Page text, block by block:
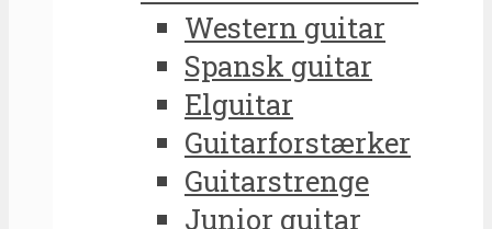
Western guitar
Spansk guitar
Elguitar
Guitarforstærker
Guitarstrenge
Junior guitar